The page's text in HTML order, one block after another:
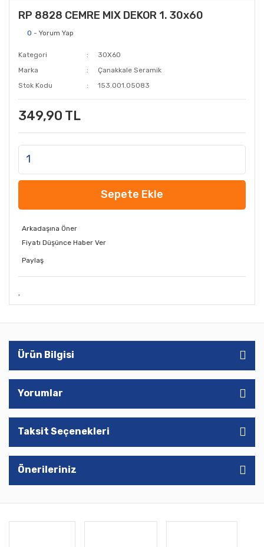
RP 8828 CEMRE MIX DEKOR 1. 30x60
0 - Yorum Yap
Kategori
30X60
Marka
Çanakkale Seramik
Stok Kodu
153.001.05083
349,90 TL
Sepete Ekle
Arkadaşına Öner
Fiyatı Düşünce Haber Ver
Paylaş
Ürün Bilgisi
Yorumlar
Taksit Seçenekleri
Önerileriniz